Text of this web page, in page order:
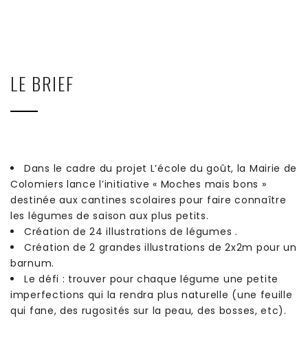
LE BRIEF
Dans le cadre du projet L’école du goût, la Mairie de
Colomiers lance l’initiative « Moches mais bons »
destinée aux cantines scolaires pour faire connaître
les légumes de saison aux plus petits.
Création de 24 illustrations de légumes .
Création de 2 grandes illustrations de 2x2m pour un
barnum.
Le défi : trouver pour chaque légume une petite
imperfections qui la rendra plus naturelle (une feuille
qui fane, des rugosités sur la peau, des bosses, etc).